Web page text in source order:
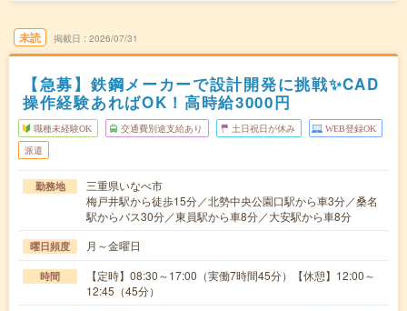
未読 掲載日 2026/07/31
【急募】鉄鋼メーカーで設計開発に挑戦✨CAD
操作経験あればOK！高時給3000円
職種未経験OK 交通費別途支給あり 土日祝日が休み WEB登録OK
派遣
勤務地
三重県いなべ市
梅戸井駅から徒歩15分／北勢中央公園口駅から車3分／桑名
駅からバス30分／東員駅から車8分／大安駅から車8分
曜日頻度 月～金曜日
時間
【定時】08:30～17:00（実働7時間45分）【休憩】12:00～
12:45（45分）